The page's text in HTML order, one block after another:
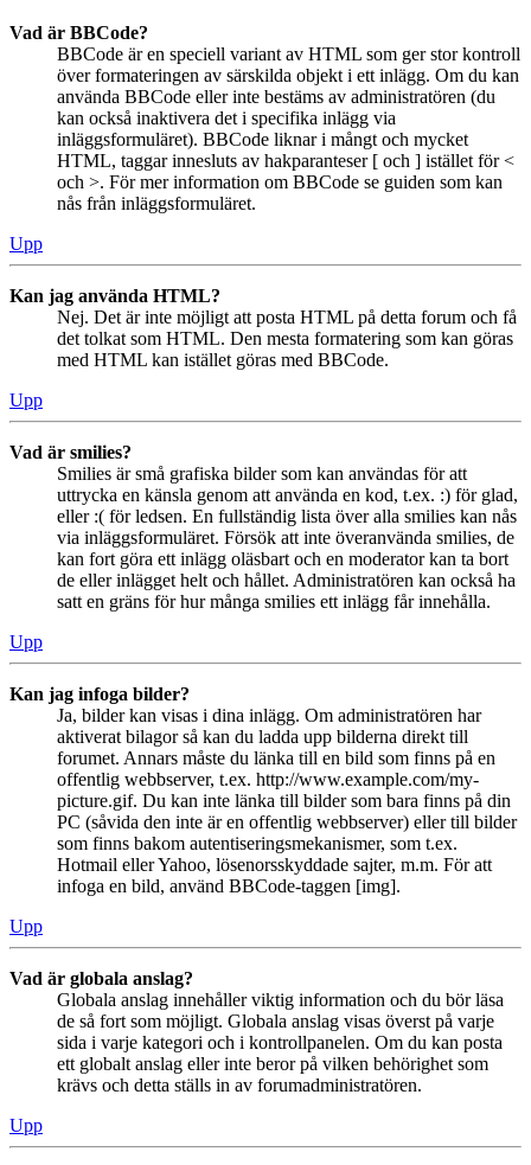
Vad är BBCode?
BBCode är en speciell variant av HTML som ger stor kontroll
över formateringen av särskilda objekt i ett inlägg. Om du kan
använda BBCode eller inte bestäms av administratören (du
kan också inaktivera det i specifika inlägg via
inläggsformuläret). BBCode liknar i mångt och mycket
HTML, taggar innesluts av hakparanteser [ och ] istället för <
och >. För mer information om BBCode se guiden som kan
nås från inläggsformuläret.
Upp
Kan jag använda HTML?
Nej. Det är inte möjligt att posta HTML på detta forum och få
det tolkat som HTML. Den mesta formatering som kan göras
med HTML kan istället göras med BBCode.
Upp
Vad är smilies?
Smilies är små grafiska bilder som kan användas för att
uttrycka en känsla genom att använda en kod, t.ex. :) för glad,
eller :( för ledsen. En fullständig lista över alla smilies kan nås
via inläggsformuläret. Försök att inte överanvända smilies, de
kan fort göra ett inlägg oläsbart och en moderator kan ta bort
de eller inlägget helt och hållet. Administratören kan också ha
satt en gräns för hur många smilies ett inlägg får innehålla.
Upp
Kan jag infoga bilder?
Ja, bilder kan visas i dina inlägg. Om administratören har
aktiverat bilagor så kan du ladda upp bilderna direkt till
forumet. Annars måste du länka till en bild som finns på en
offentlig webbserver, t.ex. http://www.example.com/my-
picture.gif. Du kan inte länka till bilder som bara finns på din
PC (såvida den inte är en offentlig webbserver) eller till bilder
som finns bakom autentiseringsmekanismer, som t.ex.
Hotmail eller Yahoo, lösenorsskyddade sajter, m.m. För att
infoga en bild, använd BBCode-taggen [img].
Upp
Vad är globala anslag?
Globala anslag innehåller viktig information och du bör läsa
de så fort som möjligt. Globala anslag visas överst på varje
sida i varje kategori och i kontrollpanelen. Om du kan posta
ett globalt anslag eller inte beror på vilken behörighet som
krävs och detta ställs in av forumadministratören.
Upp